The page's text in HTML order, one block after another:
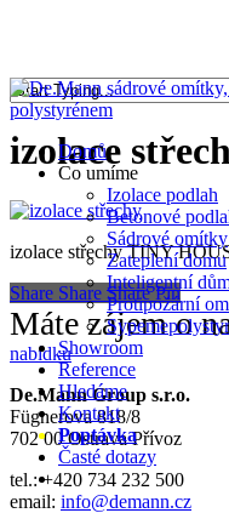
content
Menu Domů
Co umíme
Izolace podlah
Betonové
Sádrové omítky
Zateplení domu
Inteligentní
Protipožární
Showroom
Reference
Hledáme
Kontakt
Poptávka
Časté dotazy
facebook
instagram
Close
Search
izolace
izolace střechy TINY
Share Share Share Pin
Máte zájem o
nabídku
De.Mann Group s.r.o.
Fügnerova 818/8
702 00 Ostrava Přívoz
tel.: +420 734 232 500
email: info@demann.cz